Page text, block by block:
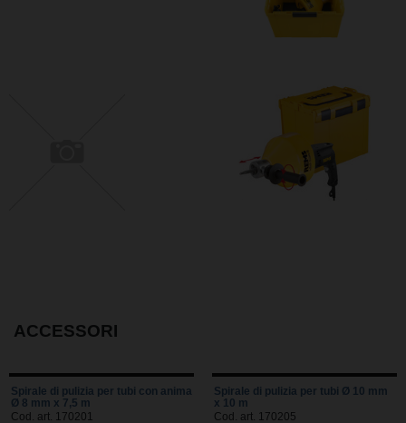
ACCESSORI
Spirale di pulizia per tubi con anima
Ø 8 mm x 7,5 m
Cod. art. 170201
Spirale di pulizia per tubi Ø 10 mm
x 10 m
Cod. art. 170205